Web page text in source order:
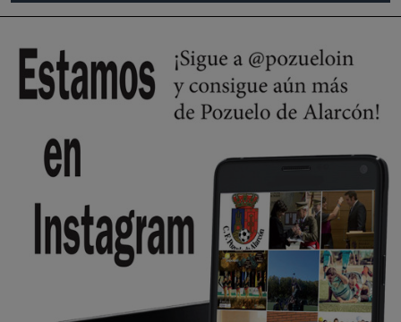
🔴 EXCLUSIVA | El comisario de la …
Y ese quien es, apenas se ven patrullas en la estación, como si se van
Pozuelo de Alarcón
🔴 EXCLUSIVA | El comisario de la …